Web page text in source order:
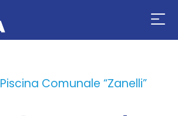
Piscina Comunale “Zanelli”